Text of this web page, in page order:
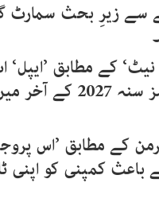
سے زیرِ بحث سمارٹ
کے مطابق ’ایپل‘
مصنوعی ذہانت (اے آئی) سے لیس سمارٹ گلاسز سنہ 2027 کے
کے مطابق ’اس
کمپنی کو اپنی